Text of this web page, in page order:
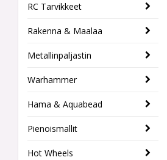
RC Tarvikkeet
Rakenna & Maalaa
Metallinpaljastin
Warhammer
Hama & Aquabead
Pienoismallit
Hot Wheels